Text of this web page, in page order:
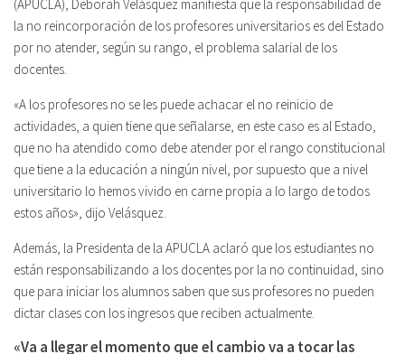
(APUCLA), Deborah Velásquez manifiesta que la responsabilidad de
la no reincorporación de los profesores universitarios es del Estado
por no atender, según su rango, el problema salarial de los
docentes.
«A los profesores no se les puede achacar el no reinicio de
actividades, a quien tiene que señalarse, en este caso es al Estado,
que no ha atendido como debe atender por el rango constitucional
que tiene a la educación a ningún nivel, por supuesto que a nivel
universitario lo hemos vivido en carne propia a lo largo de todos
estos años», dijo Velásquez.
Además, la Presidenta de la APUCLA aclaró que los estudiantes no
están responsabilizando a los docentes por la no continuidad, sino
que para iniciar los alumnos saben que sus profesores no pueden
dictar clases con los ingresos que reciben actualmente.
«Va a llegar el momento que el cambio va a tocar las